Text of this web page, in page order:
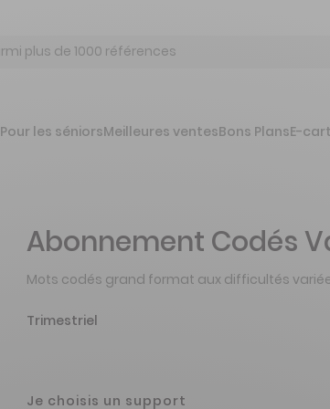
Pour les séniorsMeilleures ventesBons PlansE-
Abonnement Codés
Mots codés grand format aux difficultés
Trimestriel
Je choisis un support